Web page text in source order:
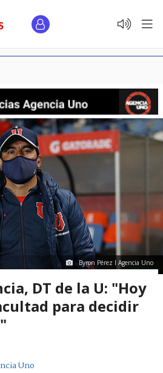
Byron Pérez I Agencia Uno
DT de la U: "Hoy
para decidir
Uno